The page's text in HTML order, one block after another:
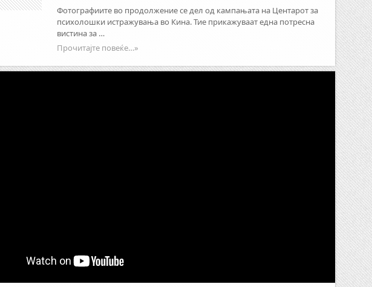
Фотографиите во продолжение се дел од кампањата на Центарот за
психолошки истражувања во Кина. Тие прикажуваат една потресна
вистина за …
Прочитајте повеќе…»